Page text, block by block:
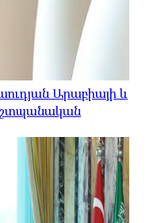
Արաբիայի և